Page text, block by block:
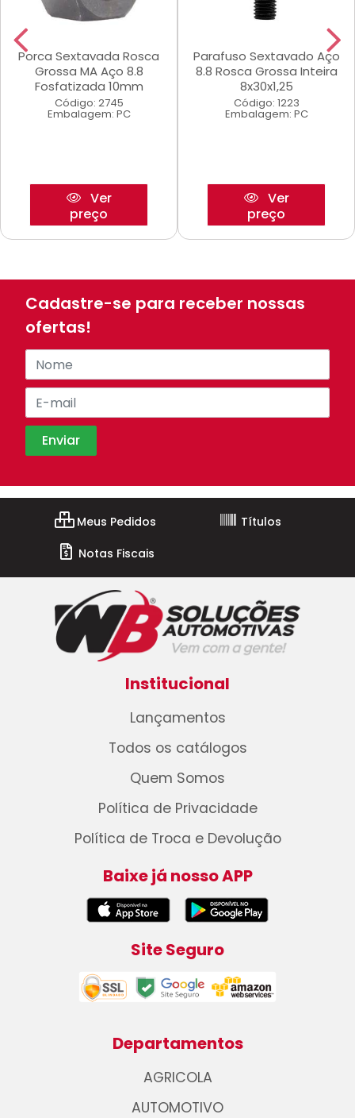
Porca Sextavada Rosca
Grossa MA Aço 8.8
Fosfatizada 10mm
Código: 2745
Embalagem: PC
Ver
preço
Parafuso Sextavado Aço
8.8 Rosca Grossa Inteira
8x30x1,25
Código: 1223
Embalagem: PC
Ver
preço
Cadastre-se para receber nossas
ofertas!
Meus Pedidos
Títulos
Notas Fiscais
Institucional
Lançamentos
Todos os catálogos
Quem Somos
Política de Privacidade
Política de Troca e Devolução
Baixe já nosso APP
Site Seguro
Departamentos
AGRICOLA
AUTOMOTIVO